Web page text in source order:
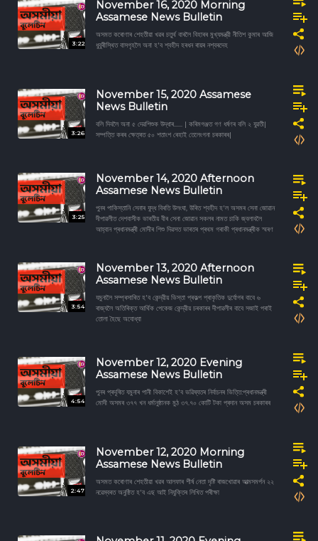
3:22
November 16, 2020 Morning
Assamese News Bulletin
অসমত কৰোণাৰ শেহতীয়া খৱৰ চতুর্থ বাৰলৈ বিহাৰৰ মুখ্যমন্ত্রী নীতিশ কুমাৰ আজি
ধুবুৰীস্থিত বাসগৃহলৈ অনা হ'ব শ্বহীদ হৰধন ৰায়ৰ নশ্বৰদেহ
3:26
November 15, 2020 Assamese
News Bulletin
বলি দিবলৈ অনা ৫ দেৱশিশুক উদ্ধাৰ...... | কৰিমগঞ্জত গণ ধৰ্ষণৰ বলি ২ যুৱতী|
সম্পত্তি কৰৰ ক্ষেত্ৰত ৫০ শতাংশ ৰেহাই তেলেংগনা চৰকাৰৰ|
3:25
November 14, 2020 Afternoon
Assamese News Bulletin
পুনৰ পাকিস্তানি সেনাৰ যুদ্ধ বিৰতি উলংঘা, উৰিত শ্বহীদ হ'ল অসমৰ সেনা জোৱান
দীপাৱলীত দেশবাসীক ভাৰতীয় বীৰ সেনা জোৱান সকলৰ নামত চাকি জ্বলাবলৈ
আহ্বান প্ৰধানমন্ত্ৰী মোদীৰ শিশু দিৱসত ভাৰতৰ প্ৰথম গৰাকী প্ৰধানমন্ত্ৰীক স্মৰণ
3:54
November 13, 2020 Afternoon
Assamese News Bulletin
যমুনালৈ সম্প্ৰসাৰিত হ'ব কেন্দ্রীয় ভিস্তা প্ৰকল্প প্ৰাকৃতিক দুৰ্যোগৰ বাবে ৬
ৰাজ্যলৈ অতিৰিক্ত আৰ্থিক পেকেজ কেন্দ্রীয় চৰকাৰৰ দীপাৱলীৰ বাবে সজাই পৰাই
তোলা হৈছে অযোধ্যা
4:54
November 12, 2020 Evening
Assamese News Bulletin
পুনৰ প্ৰদূষিত যমুনাৰ পানী বিকাশেই হ'ব ভৱিষ্যতৰ নিৰ্বাচনৰ ভিত্তি:প্ৰধানমন্ত্ৰী
মোদী অসমৰ ৩৭৭ খন ধৰ্মানুষ্ঠানক মুঠ ৩৭.৭০ কোটি টকা প্ৰদান অসম চৰকাৰৰ
2:47
November 12, 2020 Morning
Assamese News Bulletin
অসমত কৰোণাৰ শেহতীয়া খৱৰ আলফাৰ শীর্ষ নেতা দৃষ্টি ৰাজখোৱাৰ আত্মসমৰ্পন ২২
নৱেম্বৰত অনুষ্ঠিত হ'ব এছ আই নিযুক্তিৰ লিখিত পৰীক্ষা